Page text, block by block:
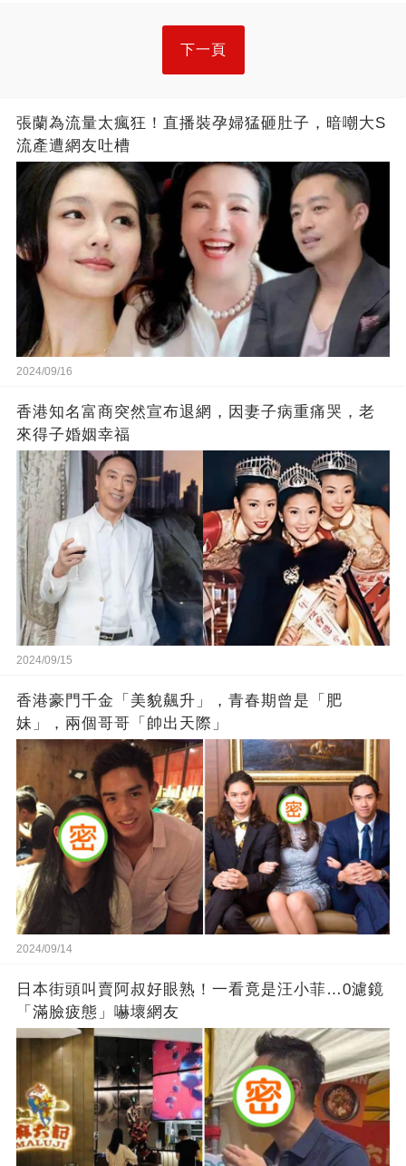
下一頁
張蘭為流量太瘋狂！直播裝孕婦猛砸肚子，暗嘲大S
流產遭網友吐槽
2024/09/16
香港知名富商突然宣布退網，因妻子病重痛哭，老
來得子婚姻幸福
2024/09/15
香港豪門千金「美貌飆升」，青春期曾是「肥
妹」，兩個哥哥「帥出天際」
2024/09/14
日本街頭叫賣阿叔好眼熟！一看竟是汪小菲…0濾鏡
「滿臉疲態」嚇壞網友